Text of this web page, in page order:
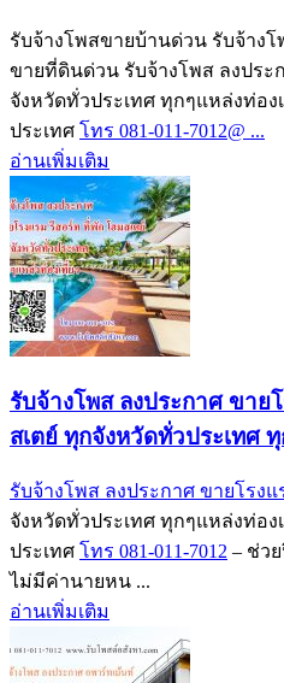
รับจ้างโพสขายบ้านด่วน รับจ้าง
ขายที่ดินด่วน รับจ้างโพส ลงปร
จังหวัดทั่วประเทศ ทุกๆแหล่งท่อง
ประเทศ โทร 081-011-7012@ ...
อ่านเพิ่มเติม
รับจ้างโพส ลงประกาศ ขาย
สเตย์ ทุกจังหวัดทั่วประเทศ
รับจ้างโพส ลงประกาศ ขายโรงแ
จังหวัดทั่วประเทศ ทุกๆแหล่งท่อง
ประเทศ โทร 081-011-7012 – ช่ว
ไม่มีค่านายหน ...
อ่านเพิ่มเติม